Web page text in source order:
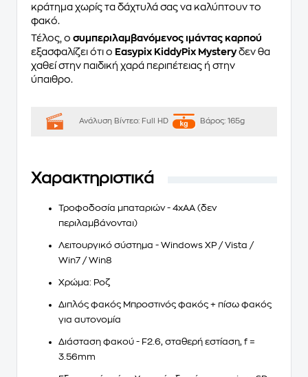
κράτημα χωρίς τα δάχτυλά σας να καλύπτουν το
φακό.
Τέλος, ο συμπεριλαμβανόμενος ιμάντας καρπού
εξασφαλίζει ότι ο Easypix KiddyPix Mysteryδεν θα
χαθεί στην παιδική χαρά περιπέτειας ή στην
ύπαιθρο.
Ανάλυση Βίντεο: Full HD Βάρος: 165g
Χαρακτηριστικά
Τροφοδοσία μπαταριών - 4xAA (δεν
περιλαμβάνονται)
Λειτουργικό σύστημα - Windows XP / Vista /
Win7 / Win8
Χρώμα: Ροζ
Διπλός φακός Μπροστινός φακός + πίσω φακός
για αυτονομία
Διάσταση φακού - F2.6, σταθερή εστίαση, f =
3.56mm